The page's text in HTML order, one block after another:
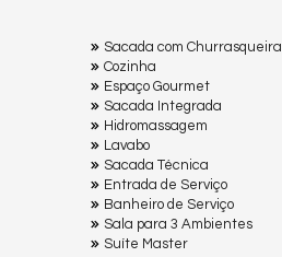
Sacada com Churrasqueira
Cozinha
Espaço Gourmet
Sacada Integrada
Hidromassagem
Lavabo
Sacada Técnica
Entrada de Serviço
Banheiro de Serviço
Sala para 3 Ambientes
Suíte Master